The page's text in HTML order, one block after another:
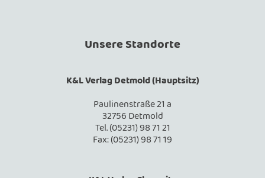
Unsere Standorte
K&L Verlag Detmold (Hauptsitz)
Paulinenstraße 21 a
32756 Detmold
Tel. (05231) 98 71 21
Fax: (05231) 98 71 19